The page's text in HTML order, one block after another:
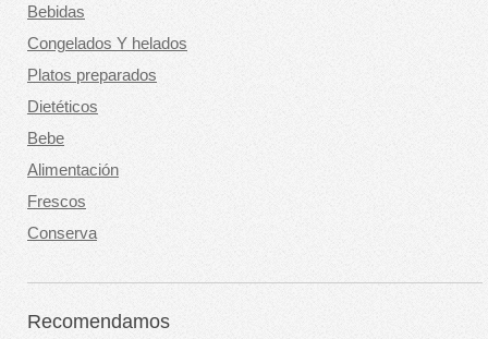
Bebidas
Congelados Y helados
Platos preparados
Dietéticos
Bebe
Alimentación
Frescos
Conserva
Recomendamos